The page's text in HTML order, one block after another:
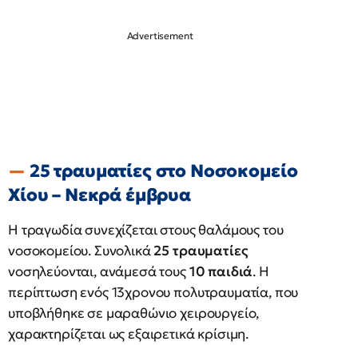
25 τραυματίες στο Νοσοκομείο
Χίου – Νεκρά έμβρυα
Η τραγωδία συνεχίζεται στους θαλάμους του
νοσοκομείου. Συνολικά25 τραυματίες
νοσηλεύονται, ανάμεσά τους10 παιδιά. Η
περίπτωση ενός 13χρονου πολυτραυματία, που
υποβλήθηκε σε μαραθώνιο χειρουργείο,
χαρακτηρίζεται ως εξαιρετικά κρίσιμη.